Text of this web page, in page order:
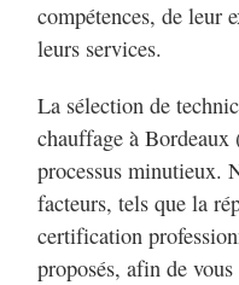
compétences, de leur
leurs services.
La sélection de
chauffage à Bordeaux
processus minutieux.
facteurs, tels que la
certification
proposés, afin de